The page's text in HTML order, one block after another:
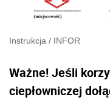
Instrukcja / INFOR
Ważne! Jeśli
ciepłowniczej